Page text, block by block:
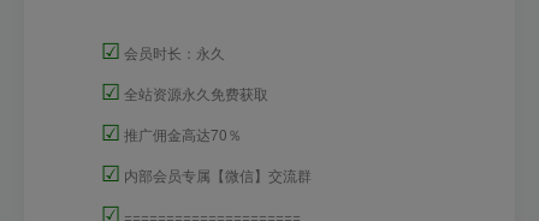
☑ 会员时长：永久
☑ 全站资源永久免费获取
☑ 推广佣金高达70％
☑ 内部会员专属【微信】交流群
☑ =====================